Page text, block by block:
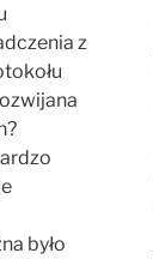
z
było